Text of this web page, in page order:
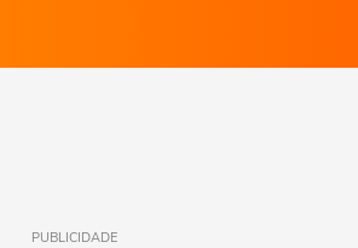
PUBLICIDADE